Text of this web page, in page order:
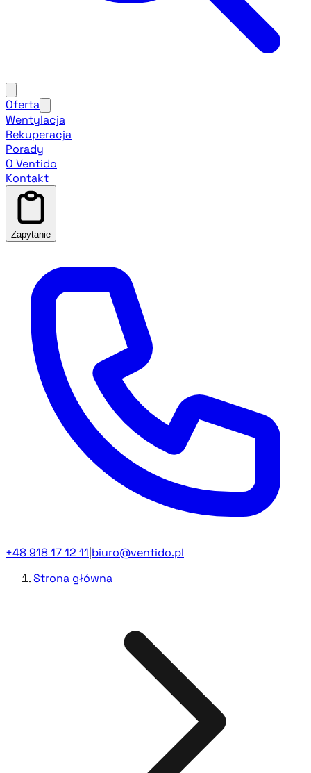
Oferta
Wentylacja
Rekuperacja
Porady
O Ventido
Kontakt
Zapytanie
+48 918 17 12 11 biuro@ventido.pl
Strona główna